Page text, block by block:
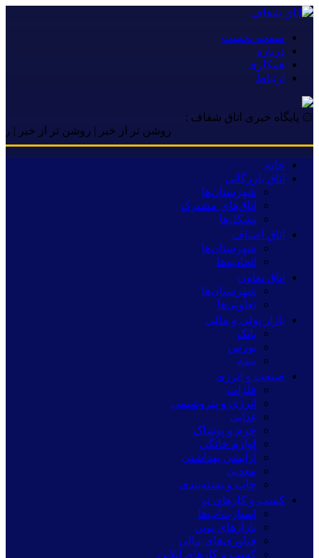
صفحه نخست
درباره
همکاری
ارتباط
۞ پایگاه خبری اتاق شفاف :
روشن تر از خبر | روشن تر از خبر | روشن
خانه
اتاق بازرگانی
شهرستان‌ها
اتاق‌های مشترک
تشکل‌ها
اتاق اصناف
شهرستان‌ها
اتحادیه‌ها
اتاق تعاون
شهرستان‌ها
تعاونی‌ها
بازار پولی و مالی
بانک
بورس
بیمه
صنعت و انرژی
فلزات
انرژی و پتروشیمی
غذایی
چرم و پوشاک
لوازم خانگی
آرایشی بهداشتی
معدنی
چاپ و بسته‌بندی
کسب و کارهای نو
استارت‌آپ‌ها
بازارهای نوین
فناوری‌های مالی
کسب و کارهای آنلاین